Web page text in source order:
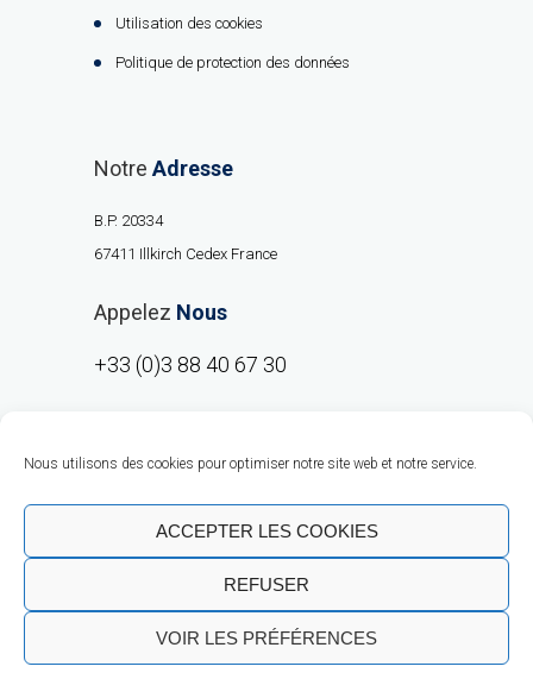
Nous utilisons des cookies pour optimiser notre site web et notre service.
ACCEPTER LES COOKIES
REFUSER
VOIR LES PRÉFÉRENCES
Utilisation des cookies
Politique de protection des données
Notre Adresse
B.P. 20334
67411 Illkirch Cedex France
Appelez Nous
+33 (0)3 88 40 67 30
Copyright © RMO Europe 2020 |Talent